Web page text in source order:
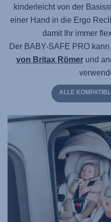
kinderleicht von der
einer Hand in die Ergo
damit Ihr immer
Der BABY-SAFE PRO
von Britax Römerund
ALLE